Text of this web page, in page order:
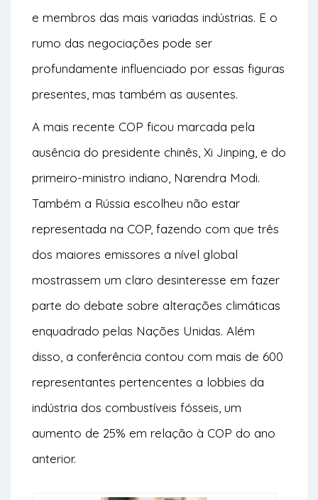
e membros das mais variadas indústrias. E o
rumo das negociações pode ser
profundamente influenciado por essas figuras
presentes, mas também as ausentes.
A mais recente COP ficou marcada pela
ausência do presidente chinês, Xi Jinping, e do
primeiro-ministro indiano, Narendra Modi.
Também a Rússia escolheu não estar
representada na COP, fazendo com que três
dos maiores emissores a nível global
mostrassem um claro desinteresse em fazer
parte do debate sobre alterações climáticas
enquadrado pelas Nações Unidas. Além
disso, a conferência contou com mais de 600
representantes pertencentes a lobbies da
indústria dos combustíveis fósseis, um
aumento de 25% em relação à COP do ano
anterior.